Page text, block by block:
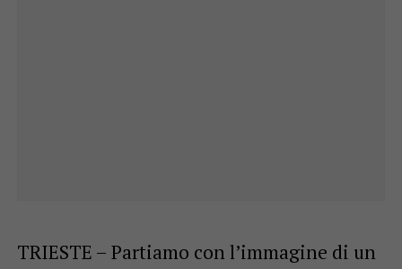
TRIESTE – Partiamo con l’immagine di un